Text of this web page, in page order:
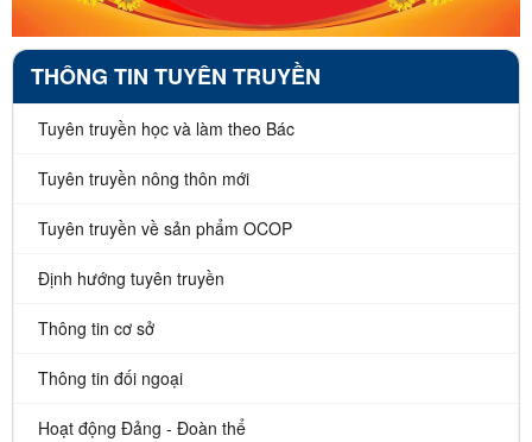
THÔNG TIN TUYÊN TRUYỀN
Tuyên truyền học và làm theo Bác
Tuyên truyền nông thôn mới
Tuyên truyền về sản phẩm OCOP
Định hướng tuyên truyền
Thông tin cơ sở
Thông tin đối ngoại
Hoạt động Đảng - Đoàn thể